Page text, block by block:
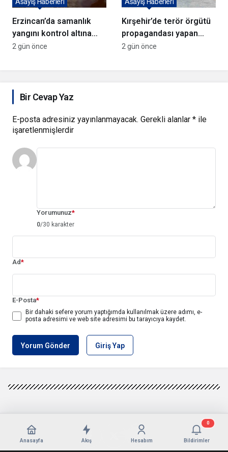
Erzincan’da samanlık
yangını kontrol altına
alındı
2 gün önce
Kırşehir’de terör örgütü
propagandası yapan
şüpheli yakalandı
2 gün önce
Bir Cevap Yaz
E-posta adresiniz yayınlanmayacak. Gerekli alanlar * ile
işaretlenmişlerdir
Yorumunuz*
0/30 karakter
Ad*
E-Posta*
Bir dahaki sefere yorum yaptığımda kullanılmak üzere adımı, e-
posta adresimi ve web site adresimi bu tarayıcıya kaydet.
Yorum Gönder Giriş Yap
Anasayfa Akış Hesabım Bildirimler
0